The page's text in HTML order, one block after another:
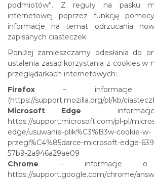
podmiotów”. Z reguły na pasku
internetowej poprzez funkcję
informacje na temat odrzucania
zapisanych ciasteczek.
Poniżej zamieszczamy odesłania do
ustalenia zasad korzystania z cookies w
przeglądarkach internetowych:
Firefox – informacje
(https://support.mozilla.org/pl/kb/
Microsoft Edge –
https://support.microsoft.com/pl-pl/
edge/usuwanie-plik%C3%B3w-cookie-w-
przegl%C4%85darce-microsoft-edge-
57b9-2a946a29ae09
Chrome – informacje o
https://support.google.com/chrome/